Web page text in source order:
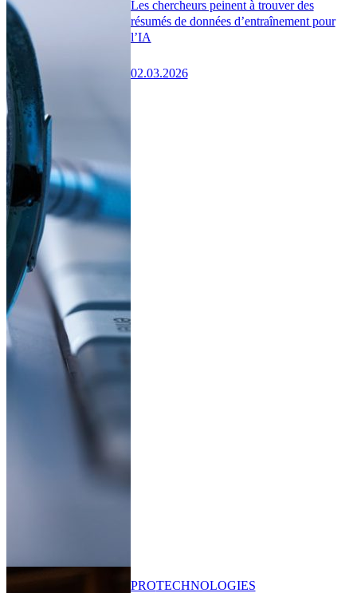
Les chercheurs peinent à trouver des
résumés de données d’entraînement pour
l’IA
02.03.2026
PROTECHNOLOGIES